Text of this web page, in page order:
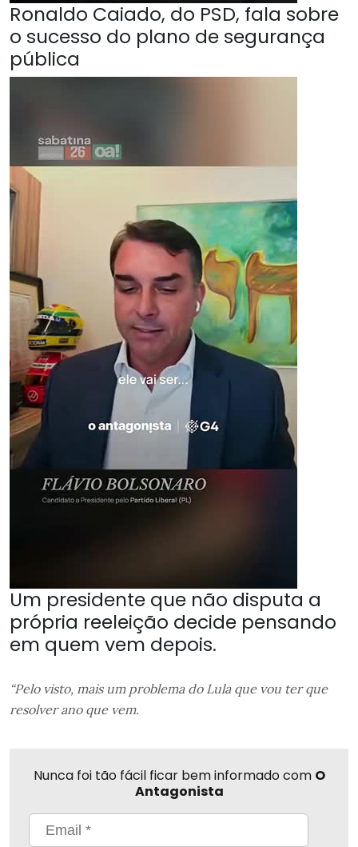
Ronaldo Caiado, do PSD, fala sobre
o sucesso do plano de segurança
pública
Um presidente que não disputa a
própria reeleição decide pensando
em quem vem depois.
“Pelo visto, mais um problema do Lula que vou ter que
resolver ano que vem.
Nunca foi tão fácil ficar bem informado com O
Antagonista